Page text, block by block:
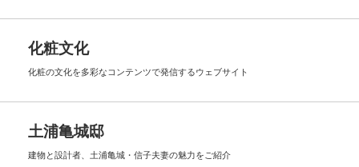
化粧文化
化粧の文化を多彩なコンテンツで発信するウェブサイト
土浦亀城邸
建物と設計者、土浦亀城・信子夫妻の魅力をご紹介